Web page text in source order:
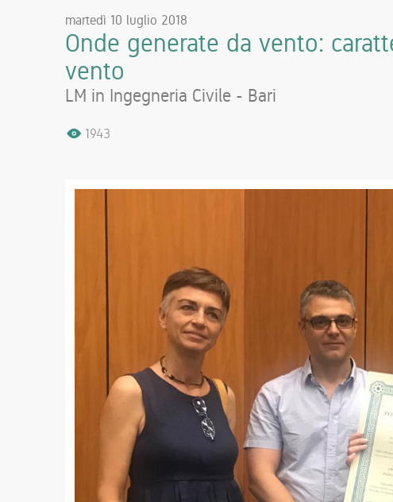
martedì 10 luglio 2018
Onde generate da vento:
vento
LM in Ingegneria Civile - Bari
1943